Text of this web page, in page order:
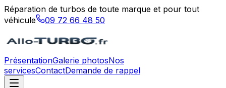
Réparation de turbos de toute marque et pour tout
véhicule
09 72 66 48 50
PrésentationGalerie photosNos
servicesContactDemande de rappel